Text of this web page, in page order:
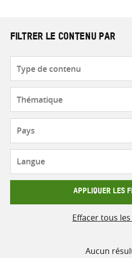
FILTRER LE CONTENU PAR
APPLIQUER LES
Effacer tous
Aucun